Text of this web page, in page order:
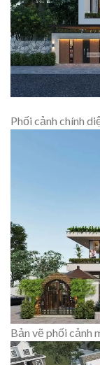
Phối cảnh chính
Bản vẽ phối cảnh